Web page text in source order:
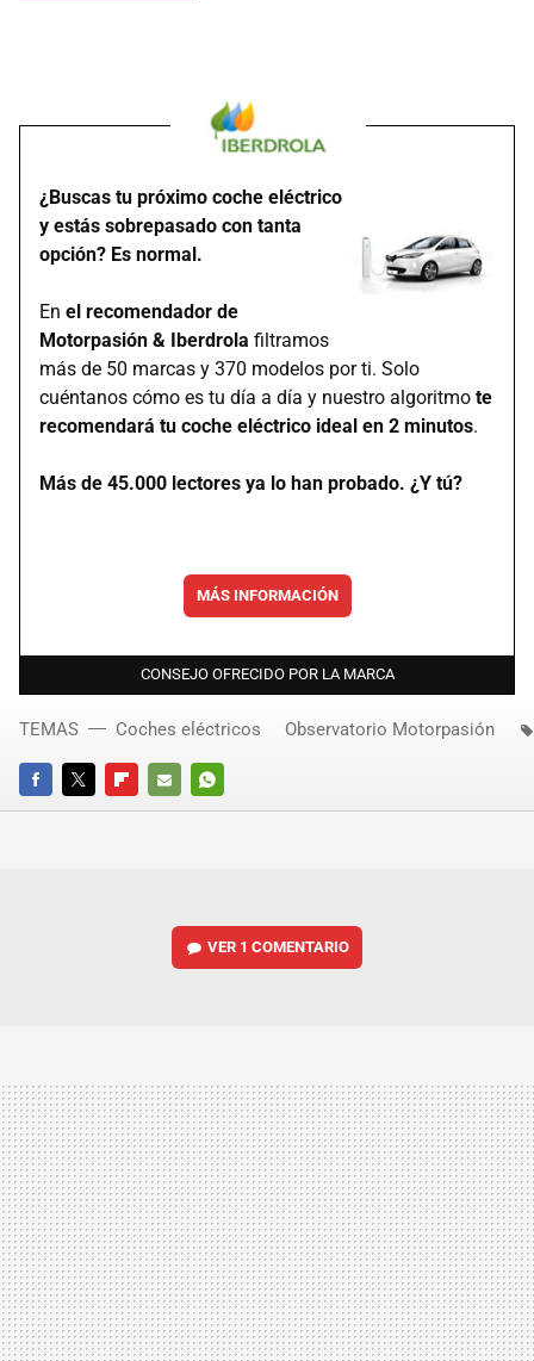
¿Buscas tu próximo coche eléctrico
y estás sobrepasado con tanta
opción? Es normal.
En el recomendador de
Motorpasión & Iberdrola filtramos
más de 50 marcas y 370 modelos por ti. Solo
cuéntanos cómo es tu día a día y nuestro algoritmo te
recomendará tu coche eléctrico ideal en 2 minutos.
Más de 45.000 lectores ya lo han probado. ¿Y tú?
MÁS INFORMACIÓN
CONSEJO OFRECIDO POR LA MARCA
FACEBOOKTWITTERFLIPBOARD
E-
WHATSAPP
TEMAS Coches eléctricos Observatorio Motorpasión
VER 1 COMENTARIO